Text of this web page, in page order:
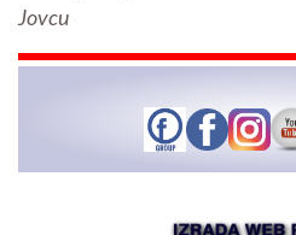
Jovcu